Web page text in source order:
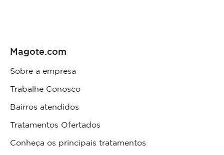
Magote.com
Sobre a empresa
Trabalhe Conosco
Bairros atendidos
Tratamentos Ofertados
Conheça os principais tratamentos